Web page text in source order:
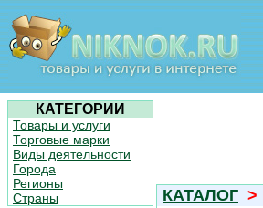
КАТЕГОРИИ
Товары и услуги
Торговые марки
Виды деятельности
Города
Регионы
Страны
КАТАЛОГ >